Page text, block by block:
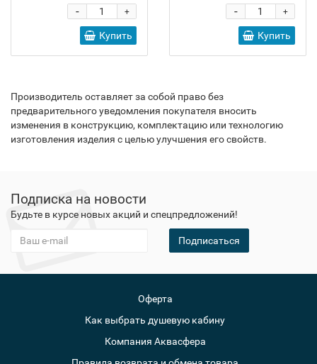
+
-
Купить
+
-
Купить
Производитель оставляет за собой право без
предварительного уведомления покупателя вносить
изменения в конструкцию, комплектацию или технологию
изготовления изделия с целью улучшения его свойств.
Подписка на новости
Будьте в курсе новых акций и спецпредложений!
Подписаться
Оферта
Как выбрать душевую кабину
Компания Аквасфера